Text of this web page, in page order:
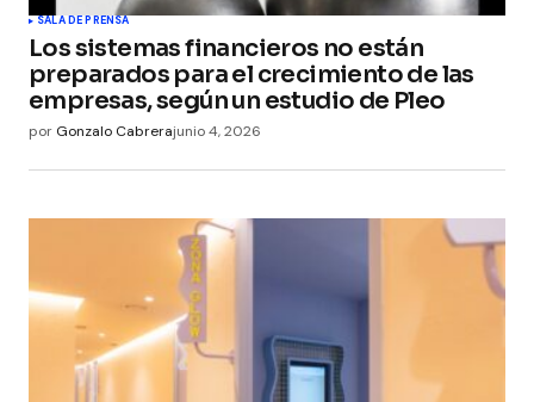
SALA DE PRENSA
Los sistemas financieros no están
preparados para el crecimiento de las
empresas, según un estudio de Pleo
por Gonzalo Cabrerajunio 4, 2026